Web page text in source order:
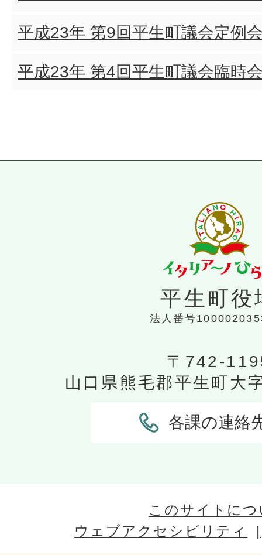
平成23年 第9回平生町議会定例
平成23年 第4回平生町議会臨時
平生町役
法人番号
〒742-
山口県熊毛郡平生町大
各課の連絡
このサイトに
ウェブアクセシビリティ